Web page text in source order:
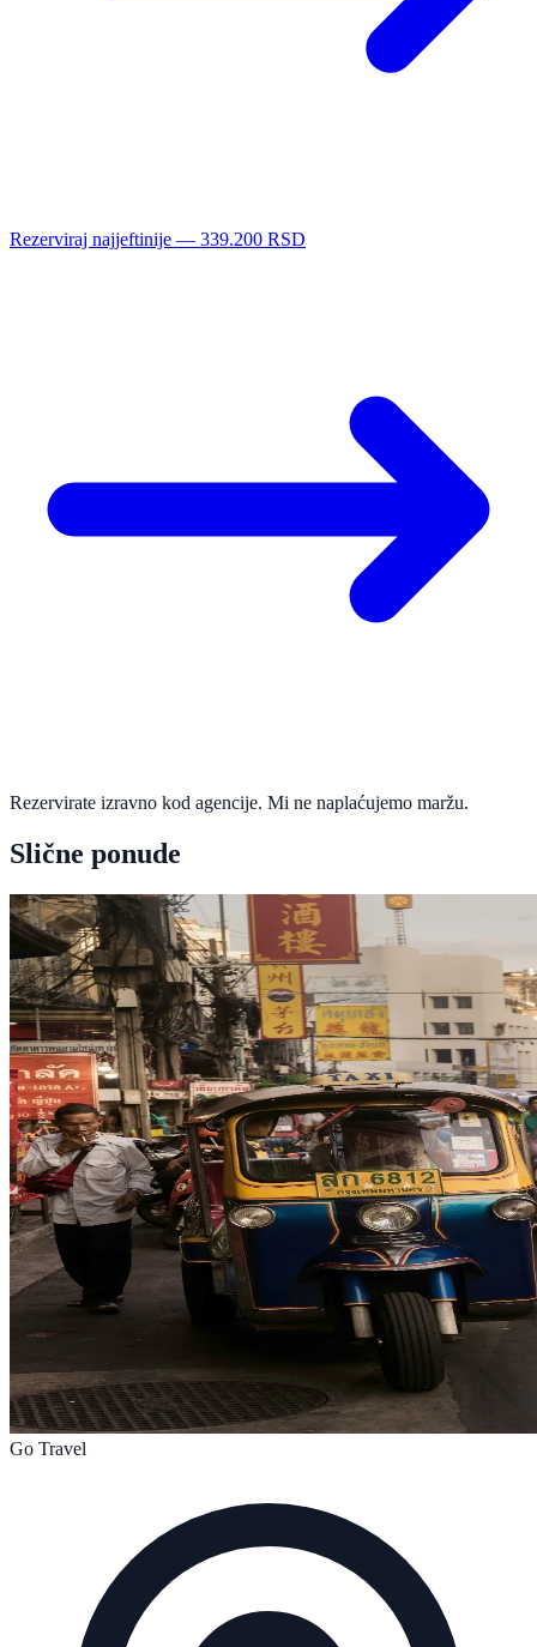
Rezerviraj najjeftinije — 339.200 RSD
Rezervirate izravno kod agencije. Mi ne naplaćujemo maržu.
Slične ponude
Go Travel